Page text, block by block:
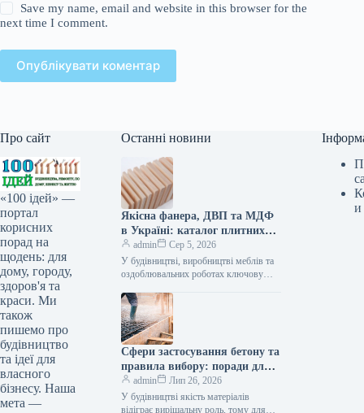
Save my name, email and website in this browser for the
next time I comment.
Опублікувати коментар
Про сайт
«100 ідей» —
портал
корисних
порад на
щодень: для
дому, городу,
здоров'я та
краси. Ми
також
пишемо про
будівництво
та ідеї для
власного
бізнесу. Наша
мета —
Останні новини
Якісна фанера, ДВП та МДФ
в Україні: каталог плитних
матеріалів від «ВІН-ВУД»
admin
Сер 5, 2026
У будівництві, виробництві меблів та
оздоблювальних роботах ключову
сировини. Компанія «ВІН-ВУД» уже
тривалий час займається…
Сфери застосування бетону та
правила вибору: поради для
приватного й промислового
будівництва
admin
Лип 26, 2026
У будівництві якість матеріалів
відіграє вирішальну роль, тому для
и